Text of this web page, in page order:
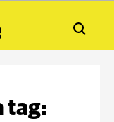
tag: